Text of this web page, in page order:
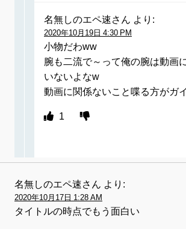
名無しのエペ速さん より:
2020年10月19日 4:30 PM
小物だわww
腕も二流で～って俺の腕は動画
いないよなw
動画に関係ないこと喋る方がガ
1
名無しのエペ速さん より:
2020年10月17日 1:28 AM
タイトルの時点でもう面白い